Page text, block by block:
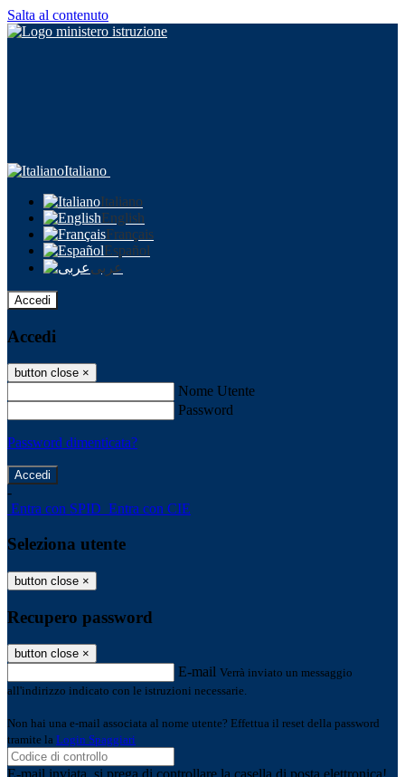
Salta al contenuto
Italiano
Italiano
English
Français
Español
عربى
Accedi
Accedi
button close ×
Nome Utente
Password
Password dimenticata?
-
Entra con SPID Entra con CIE
Seleziona utente
button close ×
Recupero password
button close ×
E-mail Verrà inviato un messaggio
all'indirizzo indicato con le istruzioni necessarie.
Non hai una e-mail associata al nome utente? Effettua il reset della password
tramite la Login Spaggiari